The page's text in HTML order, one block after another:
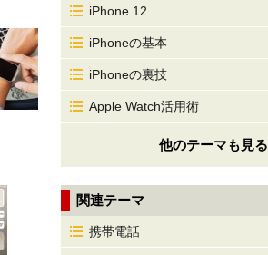
iPhone 12
iPhoneの基本
iPhoneの裏技
Apple Watch活用術
他のテーマも見る
関連テーマ
携帯電話